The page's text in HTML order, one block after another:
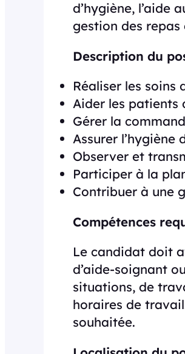
d’hygiène, l’aide
gestion des repas
Description du
Réaliser les soins
Aider les patients
Gérer la
Assurer l’hygiène
Observer et
Participer à la
Contribuer à une
Compétences
Le candidat doit
d’aide-soignant
situations, de
horaires de
souhaitée.